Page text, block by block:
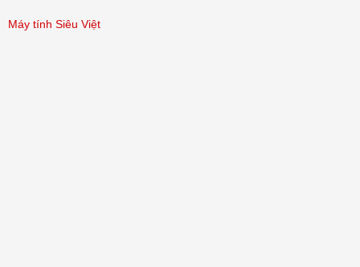
Máy tính Siêu Việt